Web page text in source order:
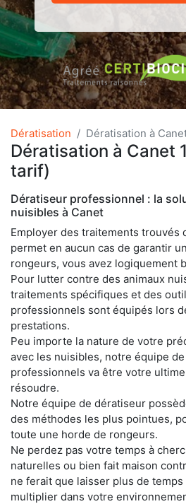
Dératisation Dératisation à
Dératisation à Canet
tarif)
Dératiseur professionnel : la
nuisibles à Canet
Employer des traitements trouvés
permet en aucun cas de garantir
rongeurs, vous avez logiquement
Pour lutter contre des animaux
traitements spécifiques et des
professionnels sont équipés lors
prestations.
Peu importe la nature de votre
avec les nuisibles, notre équipe
professionnels va être votre
résoudre.
Notre équipe de dératiseur
des méthodes les plus pointues,
toute une horde de rongeurs.
Ne perdez pas votre temps à
naturelles ou bien fait maison
ne ferait que laisser plus de
multiplier dans votre